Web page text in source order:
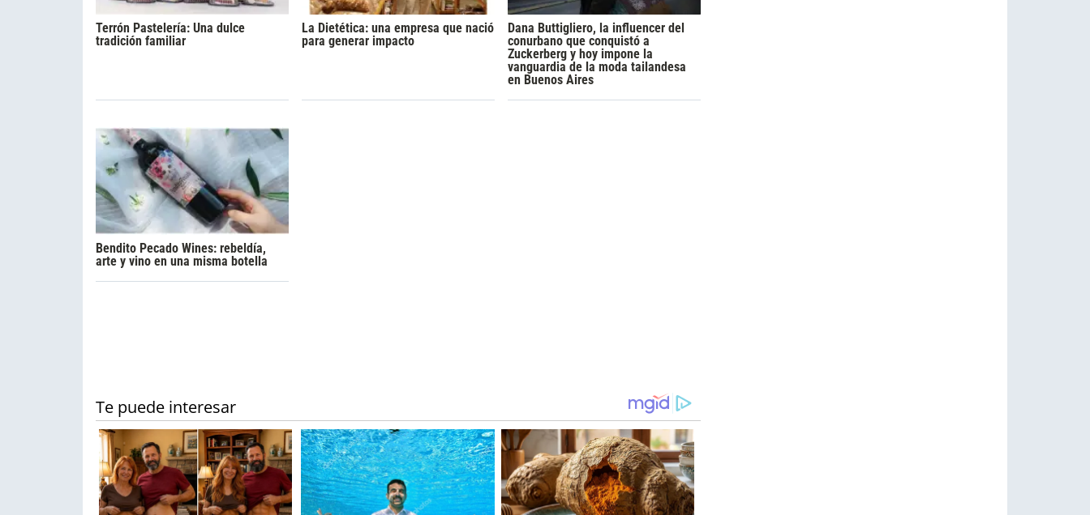
Terrón Pastelería: Una dulce
tradición familiar
La Dietética: una empresa que nació
para generar impacto
Dana Buttigliero, la influencer del
conurbano que conquistó a
Zuckerberg y hoy impone la
vanguardia de la moda tailandesa
en Buenos Aires
Bendito Pecado Wines: rebeldía,
arte y vino en una misma botella